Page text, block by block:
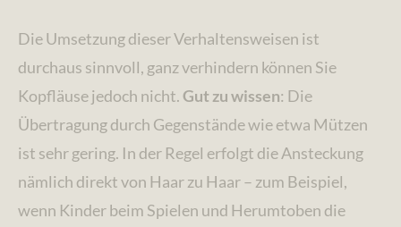
Die Umsetzung dieser Verhaltensweisen ist
durchaus sinnvoll, ganz verhindern können Sie
Kopfläuse jedoch nicht.Gut zu wissen: Die
Übertragung durch Gegenstände wie etwa Mützen
ist sehr gering. In der Regel erfolgt die Ansteckung
nämlich direkt von Haar zu Haar – zum Beispiel,
wenn Kinder beim Spielen und Herumtoben die